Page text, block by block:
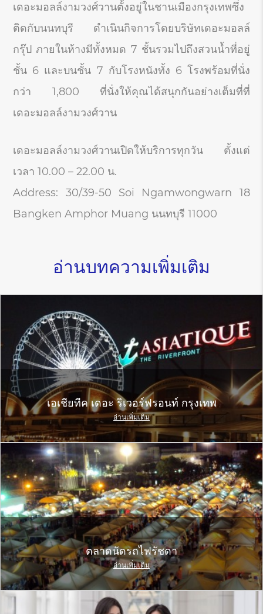
เดอะมอลล์งามวงศ์วานตั้งอยู่ในชานเมืองกรุงเทพซึ่ง
ติดกับนนทบุรี ดำเนินกิจการโดยบริษัทเดอะมอลล์
กรุ๊ป ภายในห้างมีทั้งหมด 7 ชั้นรวมไปถึงสวนน้ำที่อยู่
ชั้น 6 และบนชั้น 7 กับโรงหนังทั้ง 6 โรงพร้อมที่นั่ง
กว่า 1,800 ที่นั่งให้คุณได้สนุกกันอย่างเต็มที่ที่
เดอะมอลล์งามวงศ์วาน
เดอะมอลล์งามวงศ์วานเปิดให้บริการทุกวัน ตั้งแต่
เวลา 10.00 – 22.00 น.
Address: 30/39-50 Soi Ngamwongwarn 18
Bangken Amphor Muang นนทบุรี 11000
อ่านบทความเพิ่มเติม
เอเชียทีค เดอะ ริเวอร์ฟรอนท์ กรุงเทพ
อ่านเพิ่มเติม
ตลาดนัดรถไฟรัชดา
อ่านเพิ่มเติม